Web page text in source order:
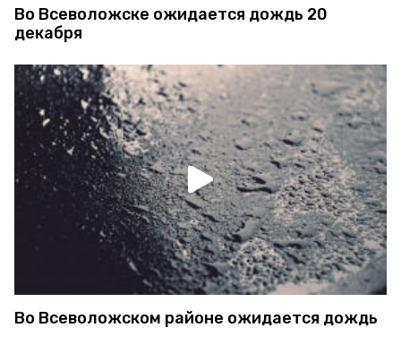
Во Всеволожске ожидается дождь 20
декабря
Во Всеволожском районе ожидается дождь